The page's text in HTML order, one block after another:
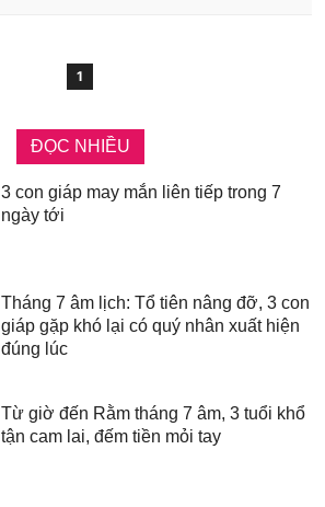
1
ĐỌC NHIỀU
3 con giáp may mắn liên tiếp trong 7
ngày tới
Tháng 7 âm lịch: Tổ tiên nâng đỡ, 3 con
giáp gặp khó lại có quý nhân xuất hiện
đúng lúc
Từ giờ đến Rằm tháng 7 âm, 3 tuổi khổ
tận cam lai, đếm tiền mỏi tay